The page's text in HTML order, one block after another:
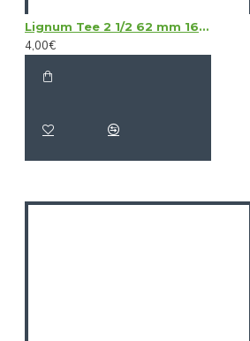
Lignum Tee 2 1/2 62 mm 16 Pcs
4,00€